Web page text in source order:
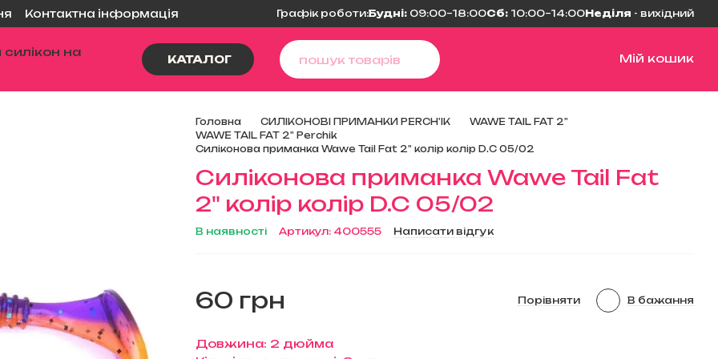
Контактна інформація Графік роботи:Будні: 09:00–18:00Сб: 10:00–14:00Неділя - вихідний
КАТАЛОГ Мій кошик
Головна СИЛІКОНОВІ ПРИМАНКИ PERCH'IK
WAWE TAIL FAT 2"
WAWE TAIL FAT 2" Perchik
Силіконова приманка Wawe Tail Fat 2" колір колір D.C 05/02
Силіконова приманка Wawe Tail Fat
2" колір колір D.C 05/02
В наявності Артикул: 400555 Написати відгук
60 грн Порівняти В бажання
Довжина: 2 дюйма